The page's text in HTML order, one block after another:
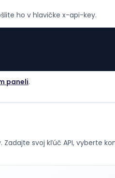
ho v hlavičke x-api-key.
paneli.
svoj kľúč API, vyberte